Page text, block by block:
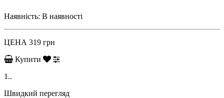
Наявність: В наявності
ЦЕНА 319 грн
Купити
1..
Швидкий перегляд